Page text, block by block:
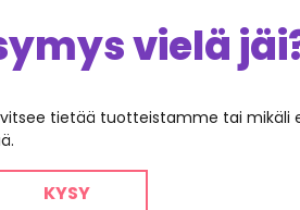
vielä
tietää tuotteistamme tai mikäli
KYSY